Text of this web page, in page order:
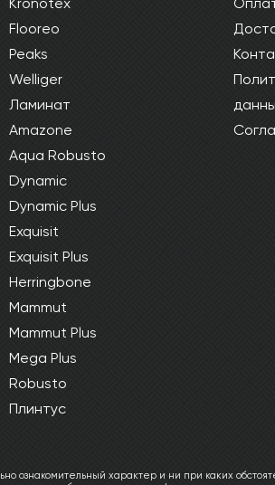
Flooreo
Peaks
Welliger
Ламинат
Amazone
Aqua Robusto
Dynamic
Dynamic Plus
Exquisit
Exquisit Plus
Herringbone
Mammut
Mammut Plus
Mega Plus
Robusto
Плинтус
ознакомительный характер и ни при каких